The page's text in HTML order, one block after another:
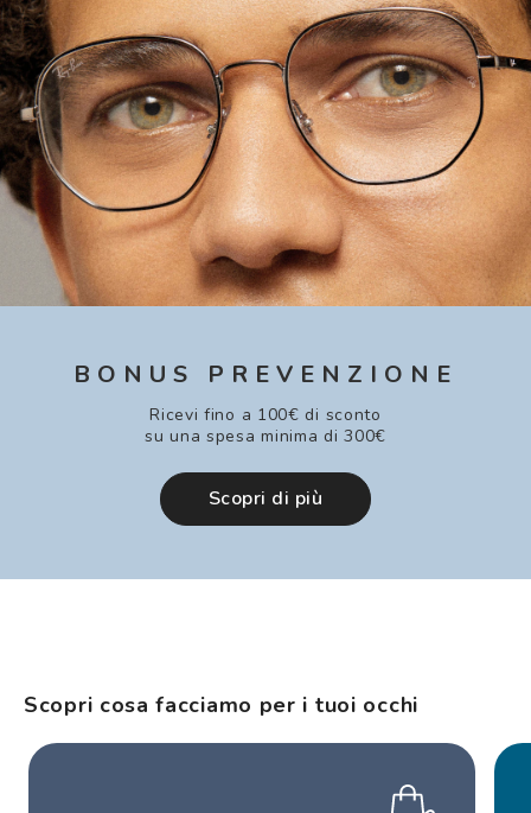
BONUS PREVENZIONE
Ricevi fino a 100€ di sconto
su una spesa minima di 300€
Scopri di più
Scopri cosa facciamo per i tuoi occhi